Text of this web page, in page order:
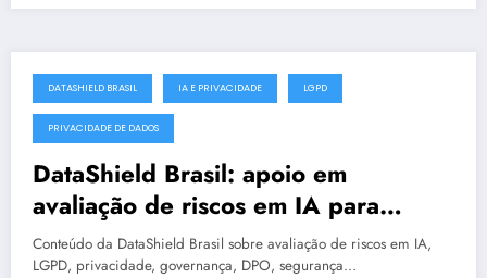
julho 18, 2025
DATASHIELD BRASIL IA E PRIVACIDADE LGPD
PRIVACIDADE DE DADOS
DataShield Brasil: apoio em
avaliação de riscos em IA para
organizações em Natal #0018
Conteúdo da DataShield Brasil sobre avaliação de riscos em IA,
LGPD, privacidade, governança, DPO, segurança…